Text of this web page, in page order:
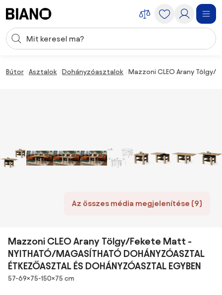
Keresési bevitel
Bútor Asztalok Dohányzóasztalok Mazzoni CLEO Arany Tölgy/
Az összes média megjelenítése (9)
Mazzoni CLEO Arany Tölgy/Fekete Matt -
NYITHATÓ/MAGASÍTHATÓ DOHÁNYZÓASZTAL
ÉTKEZŐASZTAL ÉS DOHÁNYZÓASZTAL EGYBEN
Méretek
57-69×75-150×75 cm